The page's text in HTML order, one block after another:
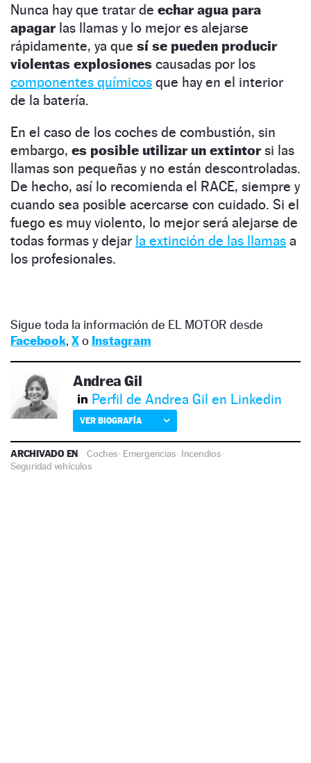
Nunca hay que tratar de echar agua para
apagar las llamas y lo mejor es alejarse
rápidamente, ya que sí se pueden producir
violentas explosiones causadas por los
componentes químicos que hay en el interior
de la batería.
En el caso de los coches de combustión, sin
embargo, es posible utilizar un extintorsi las
llamas son pequeñas y no están descontroladas.
De hecho, así lo recomienda el RACE, siempre y
cuando sea posible acercarse con cuidado. Si el
fuego es muy violento, lo mejor será alejarse de
todas formas y dejar la extinción de las llamas a
los profesionales.
Sigue toda la información de EL MOTOR desde
Facebook, Xo Instagram
Andrea Gil
Perfil de Andrea Gil en Linkedin
VER BIOGRAFÍA
ARCHIVADO EN Coches· Emergencias· Incendios·
Seguridad vehículos